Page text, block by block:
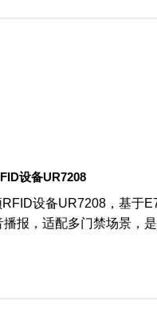
设备UR7208
RFID设备UR7208，基
报，适配多门禁场景，